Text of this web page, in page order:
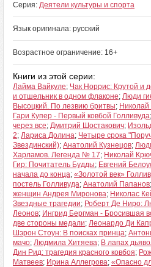
Серия: Деятели культуры и спорта
Язык оригинала: русский
Возрастное ограничение: 16+
Книги из этой серии:
Лайма Вайкуле; Чак Норрис: Крутой и
и отшельник в одном флаконе; Люди
Высоцкий. По лезвию бритвы;
Гари Купер - Первый ковбой Голливуда;
через все; Дмитрий Шостакович;
2; Лариса Долина; Четыре срока
Звездинский); Анатолий Кузнецов;
Харламов. Легенда № 17; Николай
Гир: Почитатель Будды; Евгений
начала до конца; «Золотой век»
постель Голливуда; Анатолий Папанов;
женщин Андрея Миронова; Николас
Звездные трагедии; Роберт Де Ниро:
Леонов; Ингрид Бергман - Бросившая
две стороны медали; Леонардо Ди
Шэрон Стоун: В поисках принца;
мачо; Людмила Хитяева; В лапах
Дин Рид: трагедия красного ковбоя;
Матвеев; Ирина Аллегрова; «Опасно